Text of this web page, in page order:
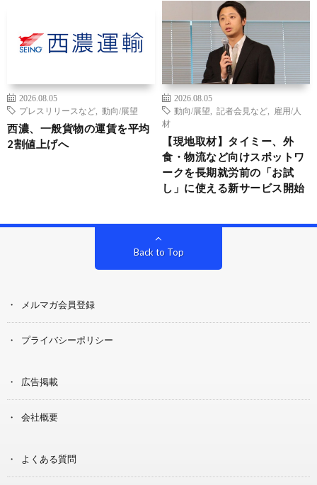
2026.08.05
プレスリリースなど
動向/展望
西濃、一般貨物の運賃を平均
2割値上げへ
2026.08.05
動向/展望
記者会見など
雇用/人
材
【現地取材】タイミー、外
食・物流など向けスポットワ
ークを長期就労前の「お試
し」に使える新サービス開始
Back to Top
メルマガ会員登録
プライバシーポリシー
広告掲載
会社概要
よくある質問